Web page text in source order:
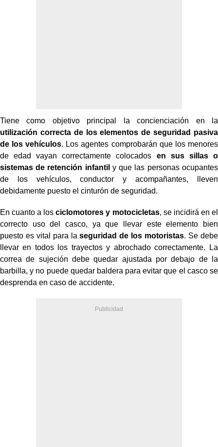
Tiene como objetivo principal la concienciación en la
utilización correcta de los elementos de seguridad pasiva
de los vehículos. Los agentes comprobarán que los menores
de edad vayan correctamente colocados en sus sillas o
sistemas de retención infantil y que las personas ocupantes
de los vehículos, conductor y acompañantes, lleven
debidamente puesto el cinturón de seguridad.
En cuanto a los ciclomotores y motocicletas, se incidirá en el
correcto uso del casco, ya que llevar este elemento bien
puesto es vital para la seguridad de los motoristas. Se debe
llevar en todos los trayectos y abrochado correctamente. La
correa de sujeción debe quedar ajustada por debajo de la
barbilla, y no puede quedar baldera para evitar que el casco se
desprenda en caso de accidente.